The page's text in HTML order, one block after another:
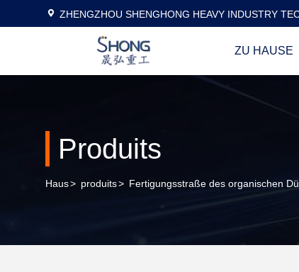
ZHENGZHOU SHENGHONG HEAVY INDUSTRY
ZU HAUSE
Produits
Haus> produits> Fertigungsstraße des organischen